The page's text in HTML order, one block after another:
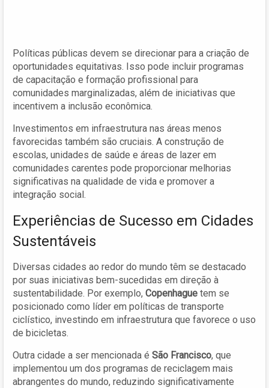
Políticas públicas devem se direcionar para a criação de
oportunidades equitativas. Isso pode incluir programas
de capacitação e formação profissional para
comunidades marginalizadas, além de iniciativas que
incentivem a inclusão econômica.
Investimentos em infraestrutura nas áreas menos
favorecidas também são cruciais. A construção de
escolas, unidades de saúde e áreas de lazer em
comunidades carentes pode proporcionar melhorias
significativas na qualidade de vida e promover a
integração social.
Experiências de Sucesso em Cidades
Sustentáveis
Diversas cidades ao redor do mundo têm se destacado
por suas iniciativas bem-sucedidas em direção à
sustentabilidade. Por exemplo, Copenhague tem se
posicionado como líder em políticas de transporte
ciclístico, investindo em infraestrutura que favorece o uso
de bicicletas.
Outra cidade a ser mencionada é São Francisco, que
implementou um dos programas de reciclagem mais
abrangentes do mundo, reduzindo significativamente